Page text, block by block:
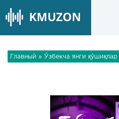
Главный » Ўзбекча янги қўшиқлар